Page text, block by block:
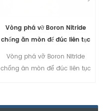
Vòng phá vỡ Boron Nitride
chống ăn mòn để đúc liên tục
theo chiều ngang
Vòng phá vỡ Boron Nitride
chống ăn mòn để đúc liên tục